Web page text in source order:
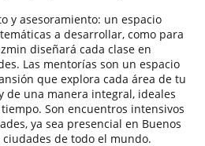
y asesoramiento: un espacio
a desarrollar, como para
diseñará cada clase en
Las mentorías son un espacio
que explora cada área de tu
una manera integral, ideales
Son encuentros intensivos
ya sea presencial en Buenos
de todo el mundo.